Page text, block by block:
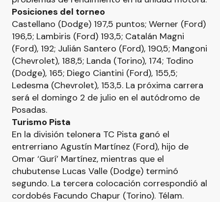
Posiciones del torneo
Castellano (Dodge) 197,5 puntos; Werner (Ford)
196,5; Lambiris (Ford) 193,5; Catalán Magni
(Ford), 192; Julián Santero (Ford), 190,5; Mangoni
(Chevrolet), 188,5; Landa (Torino), 174; Todino
(Dodge), 165; Diego Ciantini (Ford), 155,5;
Ledesma (Chevrolet), 153,5. La próxima carrera
será el domingo 2 de julio en el autódromo de
Posadas.
Turismo Pista
En la división telonera TC Pista ganó el
entrerriano Agustín Martínez (Ford), hijo de
Omar ‘Gurí’ Martínez, mientras que el
chubutense Lucas Valle (Dodge) terminó
segundo. La tercera colocación correspondió al
cordobés Facundo Chapur (Torino). Télam.